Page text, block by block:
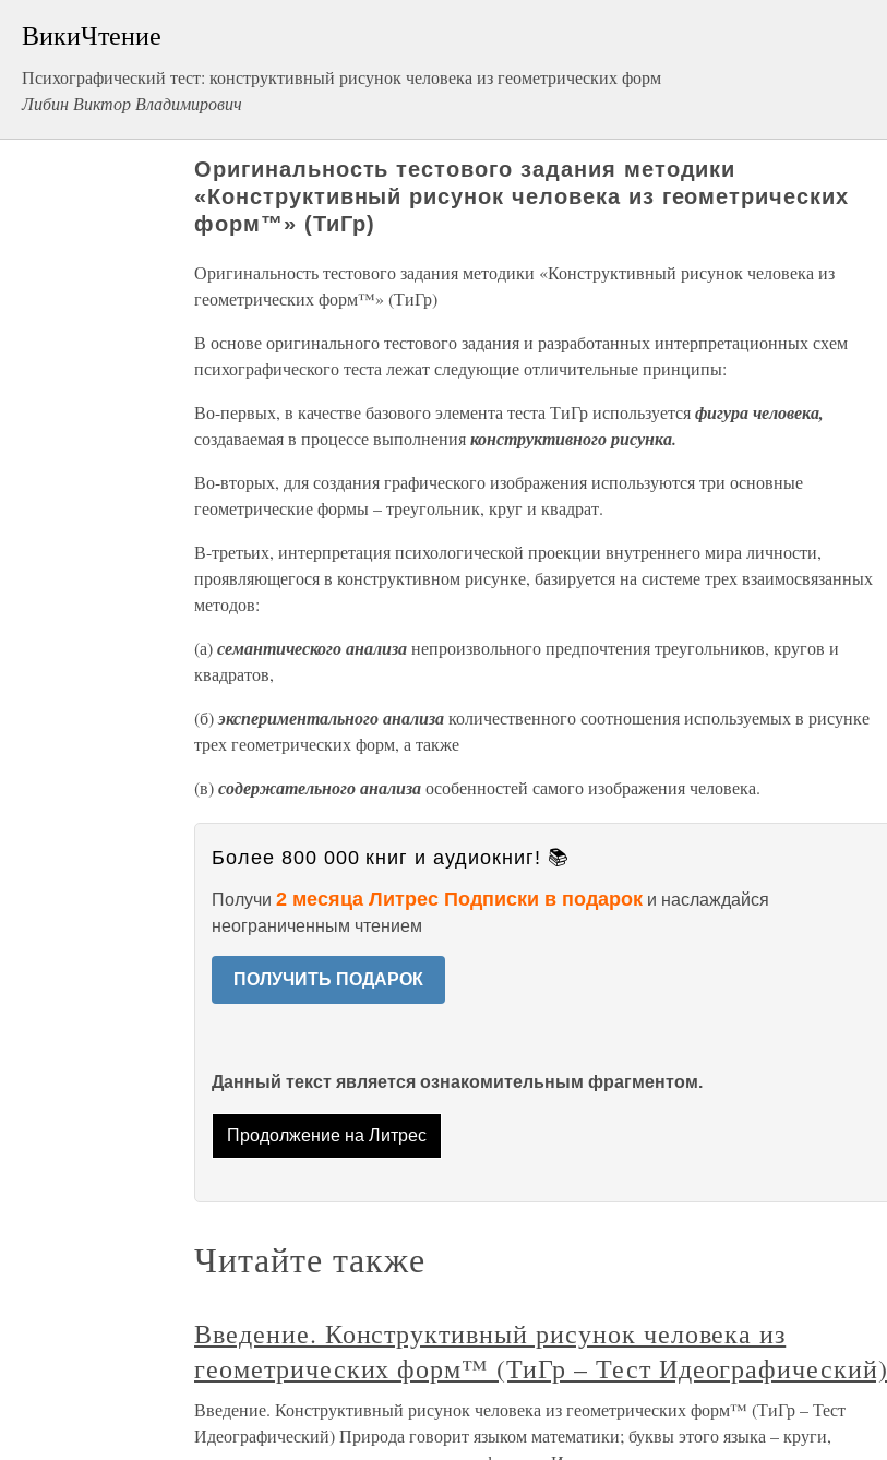
ВикиЧтение
Психографический тест: конструктивный рисунок человека из геометрических форм
Либин Виктор Владимирович
Оригинальность тестового задания методики
«Конструктивный рисунок человека из геометрических
форм™» (ТиГр)
Оригинальность тестового задания методики «Конструктивный рисунок человека из
геометрических форм™» (ТиГр)
В основе оригинального тестового задания и разработанных интерпретационных схем
психографического теста лежат следующие отличительные принципы:
Во-первых, в качестве базового элемента теста ТиГр используетсяфигура человека,
создаваемая в процессе выполненияконструктивного рисунка.
Во-вторых, для создания графического изображения используются три основные
геометрические формы – треугольник, круг и квадрат.
В-третьих, интерпретация психологической проекции внутреннего мира личности,
проявляющегося в конструктивном рисунке, базируется на системе трех взаимосвязанных
методов:
(а)семантического анализанепроизвольного предпочтения треугольников, кругов и
квадратов,
(б)экспериментального анализаколичественного соотношения используемых в рисунке
трех геометрических форм, а также
(в)содержательного анализаособенностей самого изображения человека.
Более 800 000 книг и аудиокниг! 📚
Получи 2 месяца Литрес Подписки в подарок и наслаждайся
неограниченным чтением
ПОЛУЧИТЬ ПОДАРОК
Данный текст является ознакомительным фрагментом.
Продолжение на Литрес
Читайте также
Введение. Конструктивный рисунок человека из
геометрических форм™ (ТиГр – Тест Идеографический)
Введение. Конструктивный рисунок человека из геометрических форм™ (ТиГр – Тест
Идеографический) Природа говорит языком математики; буквы этого языка – круги,